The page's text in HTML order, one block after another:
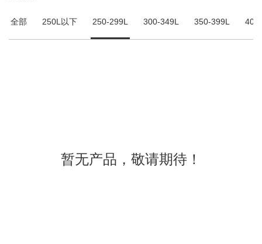
全部 250L以下 250-299L 300-349L 350-399L
暂无产品，敬请期待！